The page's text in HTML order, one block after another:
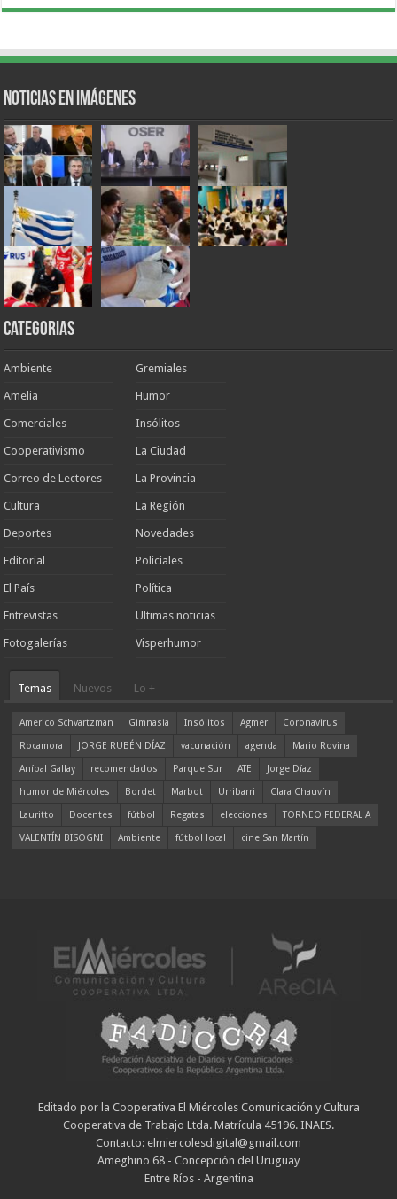
Noticias en Imágenes
Categorias
Ambiente
Amelia
Comerciales
Cooperativismo
Correo de Lectores
Cultura
Deportes
Editorial
El País
Entrevistas
Fotogalerías
Gremiales
Humor
Insólitos
La Ciudad
La Provincia
La Región
Novedades
Policiales
Política
Ultimas noticias
Visperhumor
Temas Nuevos Lo +
Americo Schvartzman Gimnasia Insólitos Agmer
Coronavirus
Rocamora
JORGE RUBÉN DÍAZ vacunación agenda
Mario Rovina
Aníbal Gallay
recomendados Parque Sur ATE
Jorge Díaz
humor de Miércoles
Bordet Marbot Urribarri
Clara Chauvín
Lauritto
Docentes fútbol Regatas elecciones
TORNEO FEDERAL A
VALENTÍN BISOGNI
Ambiente fútbol local cine San Martín
Editado por la Cooperativa El Miércoles Comunicación y Cultura
Cooperativa de Trabajo Ltda. Matrícula 45196. INAES.
Contacto: elmiercolesdigital@gmail.com
Ameghino 68 - Concepción del Uruguay
Entre Ríos - Argentina